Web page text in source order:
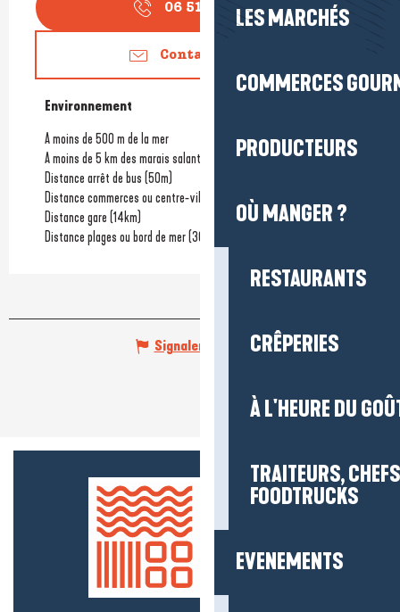
LES MARCHÉS
COMMERCES
PRODUCTEURS
OÙ MANGER ?
RESTAURANTS
CRÊPERIES
À L'HEURE DU
TRAITEURS,
FOODTRUCKS
EVENEMENTS
06 51 12 10▒▒
Contactez-nous
Environnement
Environnement
A moins de 500 m de la mer
A moins de 5 km des marais salants
Distance arrêt de bus (50m)
Distance commerces ou centre-ville
Distance gare (14km)
Distance plages ou bord de mer(30m)
Signaler une erreur